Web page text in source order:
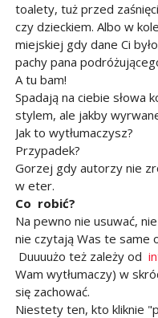
toalety, tuż przed
czy dzieckiem. Albo w
miejskiej gdy dane Ci
pachy pana
A tu bam!
Spadają na ciebie słowa
stylem, ale jakby
Jak to wytłumaczysz?
Przypadek?
Gorzej gdy autorzy nie
w eter.
Co robić?
Na pewno nie usuwać,
nie czytają Was te same
Duuuużo też zależy od
Wam wytłumaczy) w
się zachować.
Niestety ten, kto kliknie